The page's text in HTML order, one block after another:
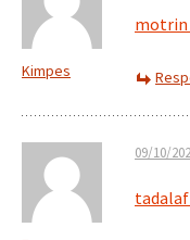
Kimpes
motrin
09/10/